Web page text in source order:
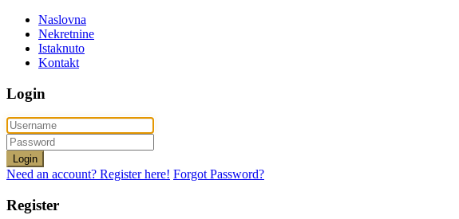
Naslovna
Nekretnine
Istaknuto
Kontakt
Login
Login
Need an account? Register here! Forgot Password?
Register